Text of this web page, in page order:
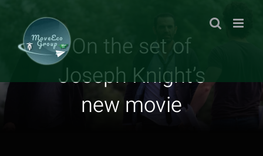
content
On the set of
Joseph Knight’s
new movie